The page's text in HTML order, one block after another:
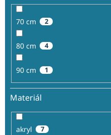
70 cm 2
80 cm 4
90 cm 1
Materiál
akryl 7